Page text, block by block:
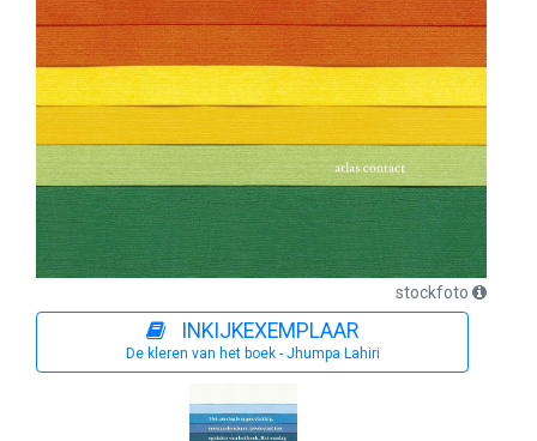
stockfoto
INKIJKEXEMPLAAR
De kleren van het boek - Jhumpa Lahiri